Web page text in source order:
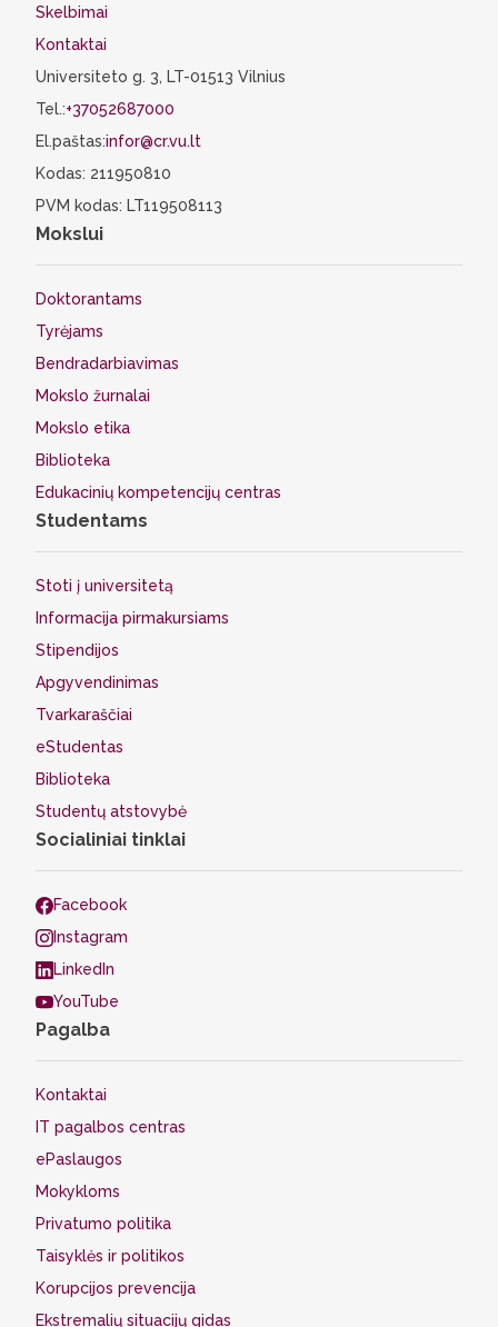
Skelbimai
Kontaktai
Universiteto g. 3, LT-01513 Vilnius
Tel.:+37052687000
El.paštas:infor@cr.vu.lt
Kodas: 211950810
PVM kodas: LT119508113
Mokslui
Doktorantams
Tyrėjams
Bendradarbiavimas
Mokslo žurnalai
Mokslo etika
Biblioteka
Edukacinių kompetencijų centras
Studentams
Stoti į universitetą
Informacija pirmakursiams
Stipendijos
Apgyvendinimas
Tvarkaraščiai
eStudentas
Biblioteka
Studentų atstovybė
Socialiniai tinklai
Facebook
Instagram
LinkedIn
YouTube
Pagalba
Kontaktai
IT pagalbos centras
ePaslaugos
Mokykloms
Privatumo politika
Taisyklės ir politikos
Korupcijos prevencija
Ekstremalių situacijų gidas